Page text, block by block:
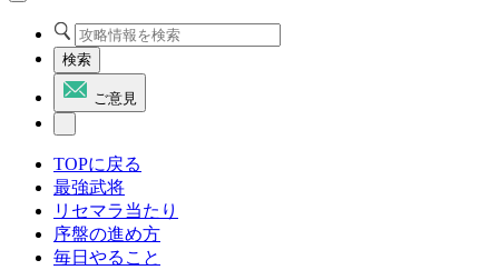
検索
ご意見
TOPに戻る
最強武将
リセマラ当たり
序盤の進め方
毎日やること